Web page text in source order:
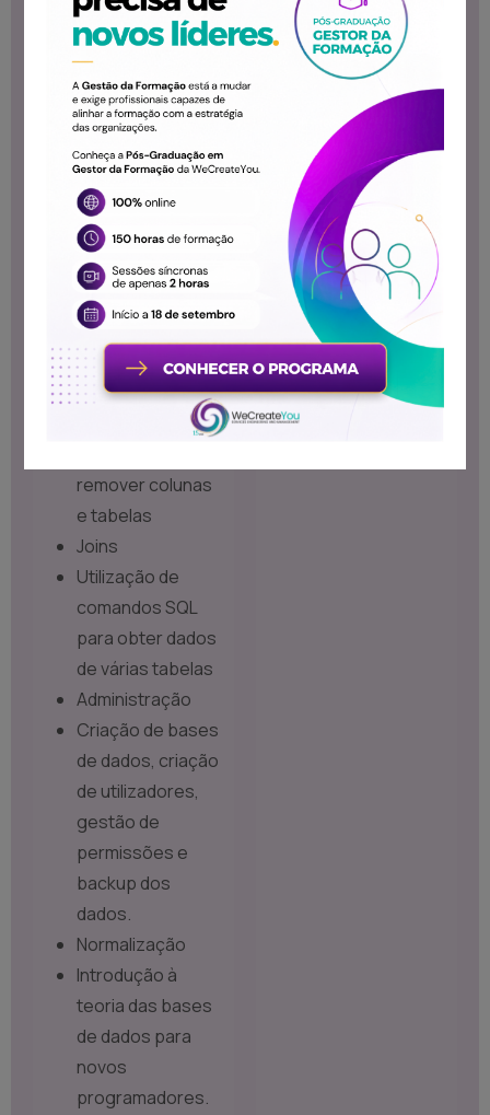
tabelas e
inserção de
dados
Manipulação de
Dados
Atualizar e
remover dados
Comandos
SELECT
avançados
Manipulação de
Estruturas de
Dados
remover colunas
e tabelas
Joins
Utilização de
comandos SQL
para obter dados
de várias tabelas
Administração
Criação de bases
de dados, criação
de utilizadores,
gestão de
permissões e
backup dos
dados.
Normalização
Introdução à
teoria das bases
de dados para
novos
programadores.